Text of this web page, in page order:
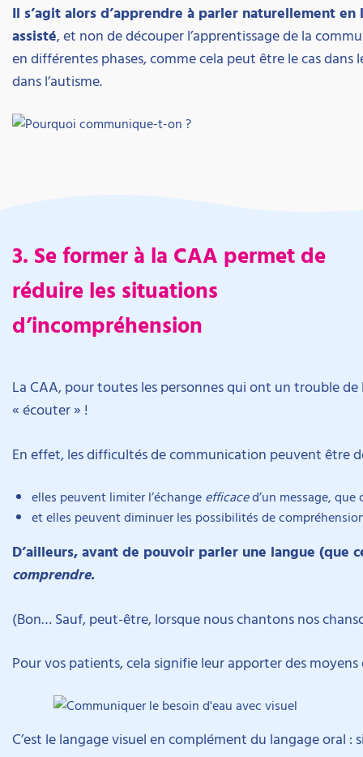
Il s’agit alors d’apprendre à parler naturellement en
assisté, et non de découper l’apprentissage de la
en différentes phases, comme cela peut être le cas dans
dans l’autisme.
3. Se former à la CAA permet de
réduire les situations
d’incompréhension
La CAA, pour toutes les personnes qui ont un trouble
« écouter » !
En effet, les difficultés de communication peuvent être
elles peuvent limiter l’échange efficaced’un message, que
et elles peuvent diminuer les possibilités de
D’ailleurs, avant de pouvoir parler une langue (que
comprendre.
(Bon… Sauf, peut-être, lorsque nous chantons nos
Pour vos patients, cela signifie leur apporter des
C’est le langage visuel en complément du langage oral